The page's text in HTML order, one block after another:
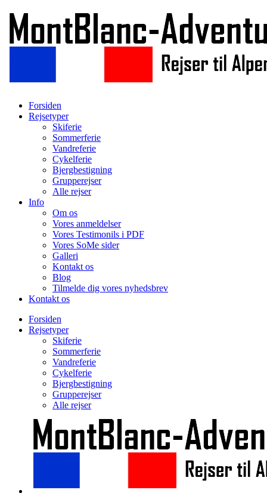
Forsiden
Rejsetyper
Skiferie
Sommerferie
Vandreferie
Cykelferie
Bjergbestigning
Grupperejser
Alle rejser
Info
Om os
Vores anmeldelser
Vores Testimonils i PDF
Vores SoMe sider
Galleri
Kontakt os
Blog
Tilmelde dig vores nyhedsbrev
Kontakt os
Forsiden
Rejsetyper
Skiferie
Sommerferie
Vandreferie
Cykelferie
Bjergbestigning
Grupperejser
Alle rejser